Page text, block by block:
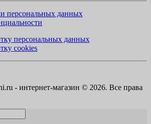
персональных данных
персональных данных
cookies
- интернет-магазин © 2026. Все права